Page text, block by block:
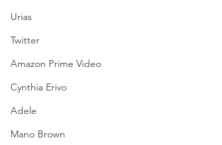
Urias
Twitter
Amazon Prime Video
Cynthia Erivo
Adele
Mano Brown